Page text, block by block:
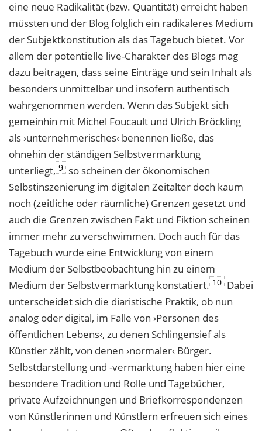
eine neue Radikalität (bzw. Quantität) erreicht haben
müssten und der Blog folglich ein radikaleres Medium
der Subjektkonstitution als das Tagebuch bietet. Vor
allem der potentielle live-Charakter des Blogs mag
dazu beitragen, dass seine Einträge und sein Inhalt als
besonders unmittelbar und insofern authentisch
wahrgenommen werden. Wenn das Subjekt sich
gemeinhin mit Michel Foucault und Ulrich Bröckling
als ›unternehmerisches‹ benennen ließe, das
ohnehin der ständigen Selbstvermarktung
unterliegt, 9 so scheinen der ökonomischen
Selbstinszenierung im digitalen Zeitalter doch kaum
noch (zeitliche oder räumliche) Grenzen gesetzt und
auch die Grenzen zwischen Fakt und Fiktion scheinen
immer mehr zu verschwimmen. Doch auch für das
Tagebuch wurde eine Entwicklung von einem
Medium der Selbstbeobachtung hin zu einem
Medium der Selbstvermarktung konstatiert. 10 Dabei
unterscheidet sich die diaristische Praktik, ob nun
analog oder digital, im Falle von ›Personen des
öffentlichen Lebens‹, zu denen Schlingensief als
Künstler zählt, von denen ›normaler‹ Bürger.
Selbstdarstellung und -vermarktung haben hier eine
besondere Tradition und Rolle und Tagebücher,
private Aufzeichnungen und Briefkorrespondenzen
von Künstlerinnen und Künstlern erfreuen sich eines